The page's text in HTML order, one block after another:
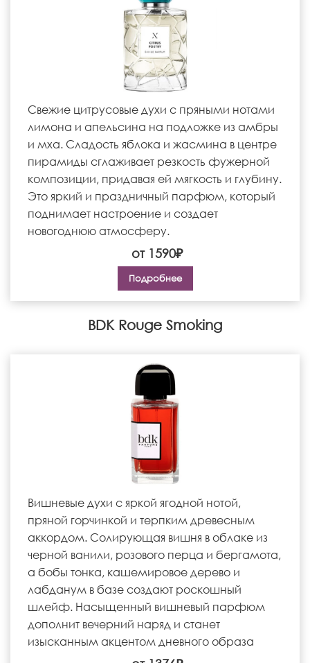
Свежие цитрусовые духи с пряными нотами
лимона и апельсина на подложке из амбры
и мха. Сладость яблока и жасмина в центре
пирамиды сглаживает резкость фужерной
композиции, придавая ей мягкость и глубину.
Это яркий и праздничный парфюм, который
поднимает настроение и создает
новогоднюю атмосферу.
от 1590₽
Подробнее
BDK Rouge Smoking
Вишневые духи с яркой ягодной нотой,
пряной горчинкой и терпким древесным
аккордом. Солирующая вишня в облаке из
черной ванили, розового перца и бергамота,
а бобы тонка, кашемировое дерево и
лабданум в базе создают роскошный
шлейф. Насыщенный вишневый парфюм
дополнит вечерний наряд и станет
изысканным акцентом дневного образа